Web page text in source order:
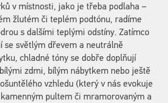
v místnosti, jako je třeba podlaha –
žlutém či teplém podtónu, radíme
s dalšími teplými odstíny. Zatímco
se světlým dřevem a neutrálně
chladné tóny se dobře doplňují
zdmi, bílým nábytkem nebo ještě
vzhledu (který v nás evokuje
pultem či mramorovaným a